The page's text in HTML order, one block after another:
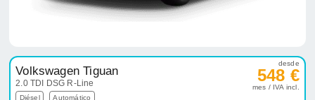
Volkswagen Tiguan
2.0 TDI DSG R-Line
Diésel Automático
desde
548 €
mes / IVA incl.